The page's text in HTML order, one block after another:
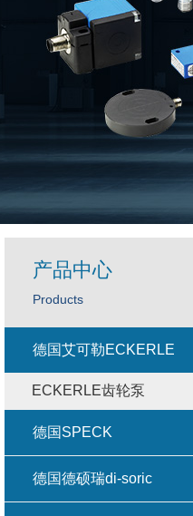
产品中心
Products
德国艾可勒ECKERLE
ECKERLE齿轮泵
德国SPECK
德国德硕瑞di-soric